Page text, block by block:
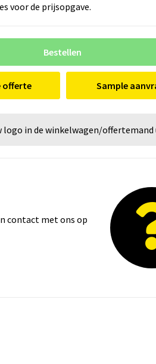
voor de prijsopgave.
Bestellen
offerte Sample
logo in de winkelwagen/offertemand
contact met ons op